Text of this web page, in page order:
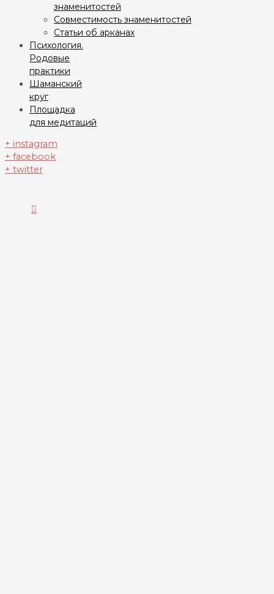
знаменитостей
Совместимость знаменитостей
Статьи об арканах
Психология.
Родовые
практики
Шаманский
круг
Площадка
для медитаций
+ instagram
+ facebook
+ twitter